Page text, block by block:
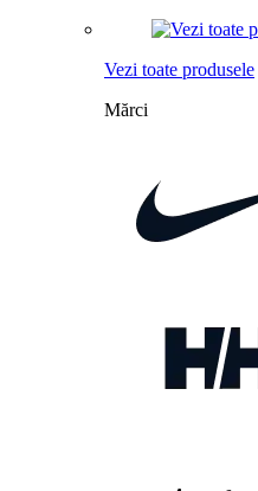
Vezi toate produsele
Mărci